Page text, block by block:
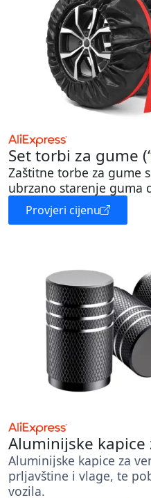
Set torbi za gume
Zaštitne torbe za gume
ubrzano starenje guma
Provjeri cijenu
Aluminijske kapice
Aluminijske kapice za
prljavštine i vlage, te
vozila.